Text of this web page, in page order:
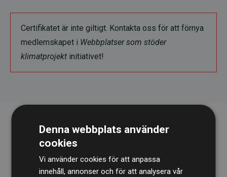
Certifikatet är inte giltigt. Kontakta oss för att förnya
medlemskapet i Webbplatser som stöder
klimatprojekt initiativet!
Denna webbplats använder
cookies
Vi använder cookies för att anpassa
innehåll, annonser och för att analysera vår